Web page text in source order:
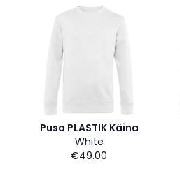
Pusa PLASTIK Käina
White
€49.00